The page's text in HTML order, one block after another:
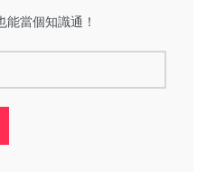
當個知識通！